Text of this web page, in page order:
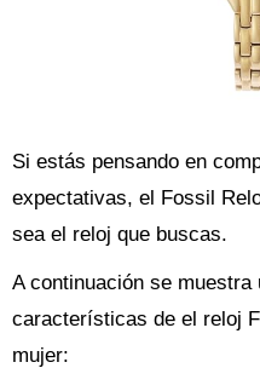
Si estás pensando en
expectativas, el Fossil
sea el reloj que buscas.
A continuación se muestra
características de el reloj
mujer: